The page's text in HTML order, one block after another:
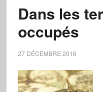
Dans les
occupés
27 DÉCEMBRE 2016